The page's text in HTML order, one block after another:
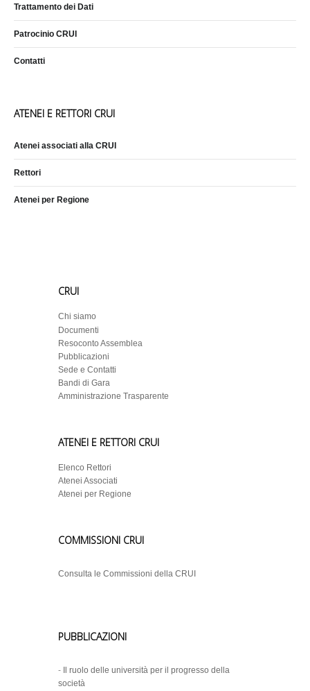
Trattamento dei Dati
Patrocinio CRUI
Contatti
ATENEI E RETTORI CRUI
Atenei associati alla CRUI
Rettori
Atenei per Regione
CRUI
Chi siamo
Documenti
Resoconto Assemblea
Pubblicazioni
Sede e Contatti
Bandi di Gara
Amministrazione Trasparente
ATENEI E RETTORI CRUI
Elenco Rettori
Atenei Associati
Atenei per Regione
COMMISSIONI CRUI
Consulta le Commissioni della CRUI
PUBBLICAZIONI
-
Il ruolo delle università per il progresso della
società